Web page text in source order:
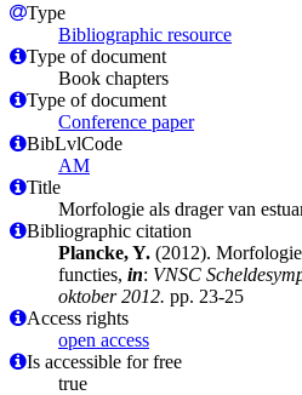
Type
Bibliographic resource
Type of document
Book chapters
Type of document
Conference paper
BibLvlCode
AM
Title
Morfologie als drager van
Bibliographic citation
Plancke, Y. (2012). Morfologie
functies, in: VNSC
oktober 2012. pp. 23-25
Access rights
open access
Is accessible for free
true